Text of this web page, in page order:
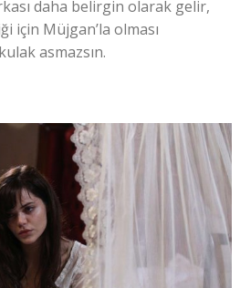
daha belirgin olarak gelir,
için Müjgan’la olması
asmazsın.